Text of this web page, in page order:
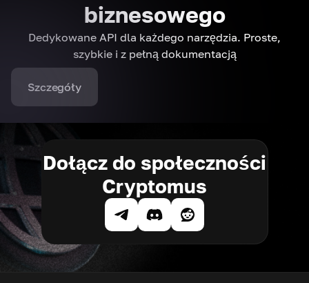
biznesowego
Dedykowane API dla każdego narzędzia. Proste,
szybkie i z pełną dokumentacją
Szczegóły
Dołącz do społeczności
Cryptomus